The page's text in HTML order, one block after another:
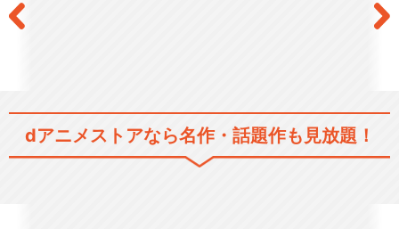
弱虫ペダル NEW GENERATIO
N
dアニメストアなら名作・話題作も見放題！